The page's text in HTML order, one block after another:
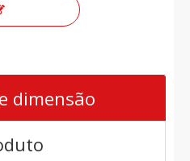
dimensão